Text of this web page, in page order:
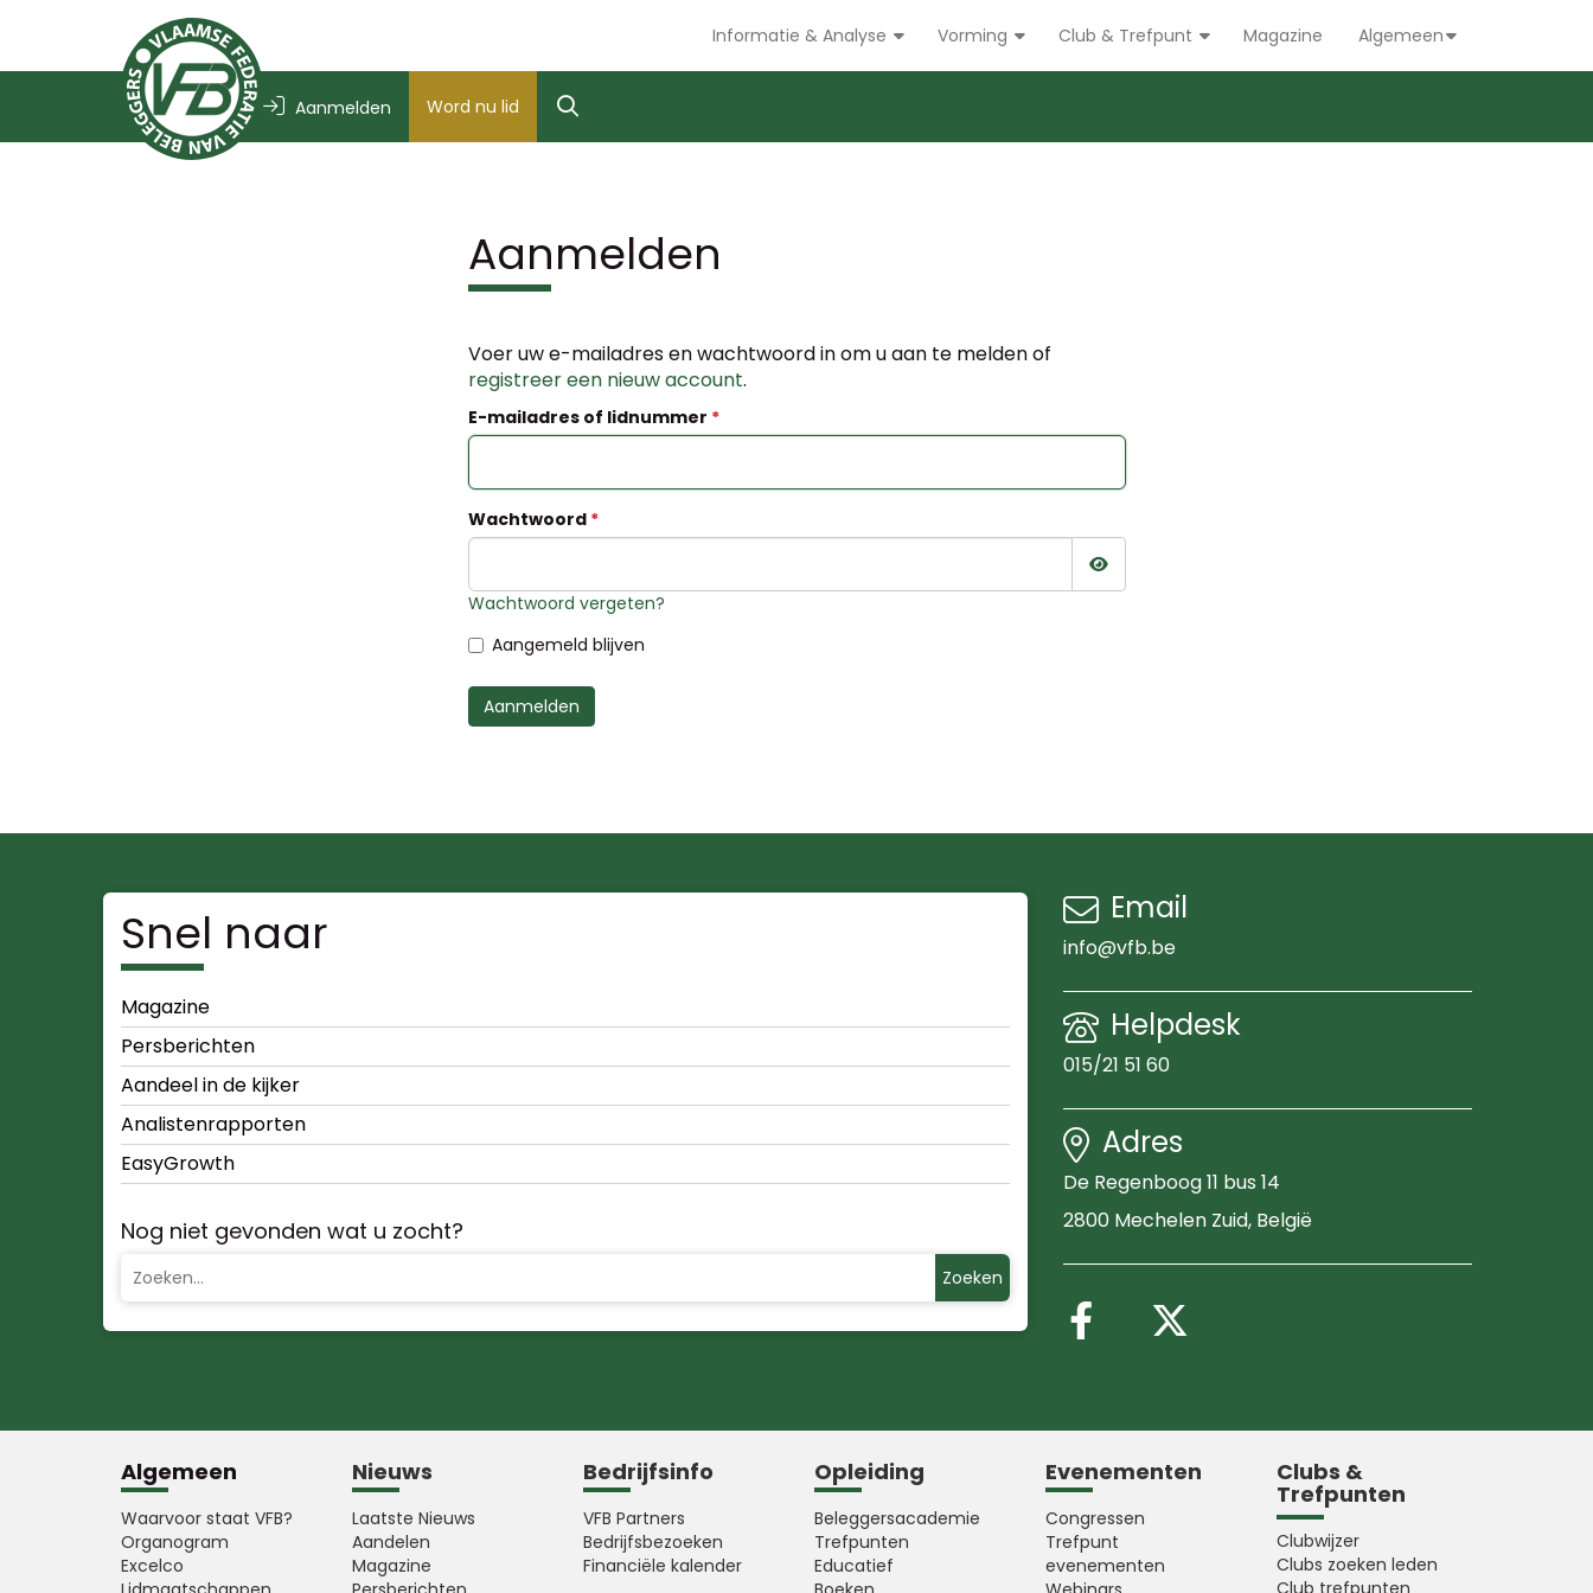
Informatie & Analyse Vorming Club & Trefpunt Magazine Algemeen
Aanmelden Word nu lid
Aanmelden
Voer uw e-mailadres en wachtwoord in om u aan te melden of
registreer een nieuw account.
E-mailadres of lidnummer
Wachtwoord
Wachtwoord tonen
Wachtwoord vergeten?
Aangemeld blijven
Aanmelden
Snel naar
Magazine
Persberichten
Aandeel in de kijker
Analistenrapporten
EasyGrowth
Nog niet gevonden wat u zocht?
Zoeken
Email
info@vfb.be
Helpdesk
015/21 51 60
Adres
De Regenboog 11 bus 14
2800 Mechelen Zuid, België
Volg ons op Facebook
Algemeen
Waarvoor staat VFB?
Organogram
Excelco
Nieuws
Laatste Nieuws
Aandelen
Magazine
Bedrijfsinfo
VFB Partners
Bedrijfsbezoeken
Financiële kalender
Opleiding
Beleggersacademie
Trefpunten
Educatief
Evenementen
Congressen
Trefpunt
evenementen
Clubs &
Trefpunten
Clubwijzer
Clubs zoeken leden
Club trefpunten